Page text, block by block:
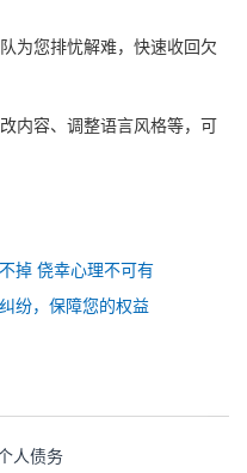
为您排忧解难，快速收回欠
内容、调整语言风格等，可
掉 侥幸心理不可有
纷，保障您的权益
人债务